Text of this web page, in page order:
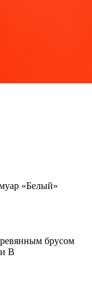
«Белый»
брусом
В